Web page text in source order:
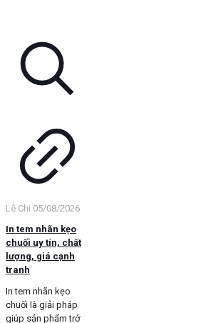
Lê Chi 05/08/2026
In tem nhãn kẹo
chuối uy tín, chất
lượng, giá cạnh
tranh
In tem nhãn kẹo
chuối là giải pháp
giúp sản phẩm trở